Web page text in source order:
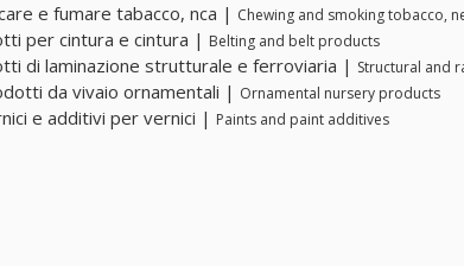
e fumare tabacco, nca | Chewing and smoking tobacco,
per cintura e cintura | Belting and belt products
di laminazione strutturale e ferroviaria | Structural and
da vivaio ornamentali | Ornamental nursery products
e additivi per vernici | Paints and paint additives